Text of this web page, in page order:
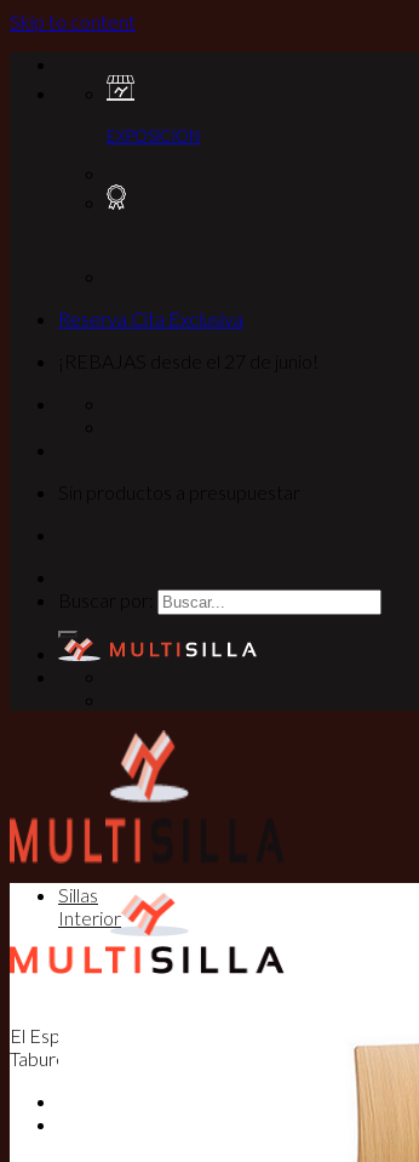
Skip to content
EXPOSICION
Reserva Cita Exclusiva
El Especialista en Sillas, Mesas y
Taburetes
Sillas
Interior